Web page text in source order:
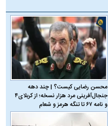
منو
محسن رضایی کیست؟ | چند دهه
جنجال‌آفرینی مرد هزار نسخه؛ از کربلای۴
و نامه ۶۷ تا تنگه هرمز و شعام